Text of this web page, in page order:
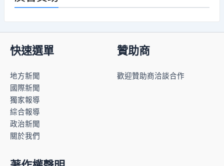
快速選單
地方新聞
國際新聞
獨家報導
綜合報導
政治新聞
關於我們
贊助商
歡迎贊助商洽談合作